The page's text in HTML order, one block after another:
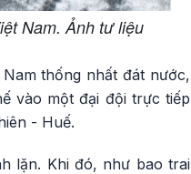
Nam. Ảnh tư liệu
thống nhất đát nước,
vào một đại đội trực tiếp
- Huế.
lặn. Khi đó, như bao trai